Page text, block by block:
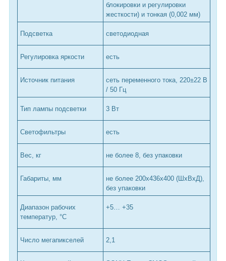
блокировки и регулировки
жесткости) и тонкая (0,002 мм)
Подсветка светодиодная
Регулировка яркости есть
Источник питания
сеть переменного тока, 220±22 В
/ 50 Гц
Тип лампы подсветки 3 Вт
Светофильтры есть
Вес, кг не более 8, без упаковки
Габариты, мм
не более 200x436x400 (ШхВхД),
без упаковки
Диапазон рабочих
температур, °С
+5… +35
Число мегапикселей 2,1